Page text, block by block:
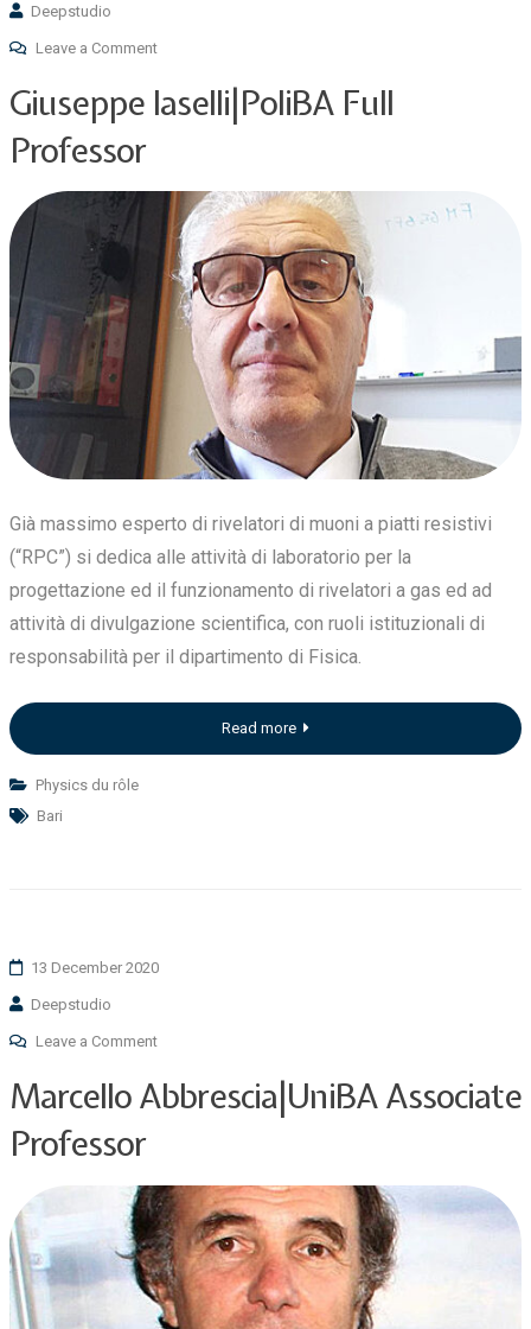
Deepstudio
Leave a Comment
Giuseppe Iaselli|PoliBA Full
Professor
Già massimo esperto di rivelatori di muoni a piatti resistivi
(“RPC”) si dedica alle attività di laboratorio per la
progettazione ed il funzionamento di rivelatori a gas ed ad
attività di divulgazione scientifica, con ruoli istituzionali di
responsabilità per il dipartimento di Fisica.
Read more
Physics du rôle
Bari
13 December 2020
Deepstudio
Leave a Comment
Marcello Abbrescia|UniBA Associate
Professor